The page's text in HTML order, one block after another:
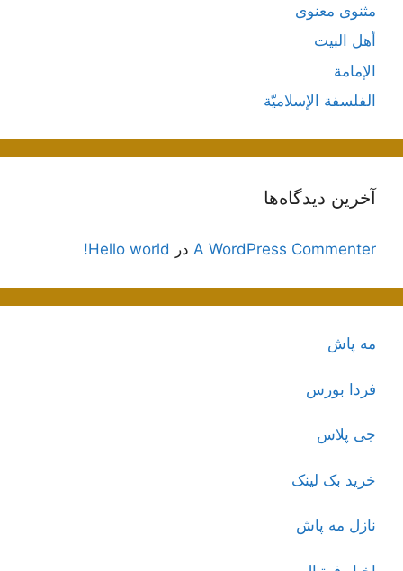
مثنوی معنوی
أهل البيت
الإمامة
الفلسفة الإسلاميّة
آخرین دیدگاه‌ها
A WordPress Commenter در Hello world!
مه پاش
فردا بورس
جی پلاس
خرید بک لینک
نازل مه پاش